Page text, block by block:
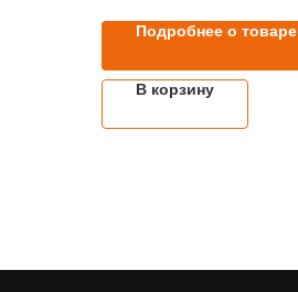
Подробнее о товаре
В корзину